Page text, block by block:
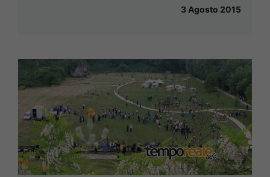
3 Agosto 2015